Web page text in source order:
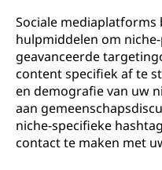
Sociale
hulpmiddelen om
geavanceerde
content specifiek af te
en demografie van uw
aan
niche-specifieke
contact te maken met